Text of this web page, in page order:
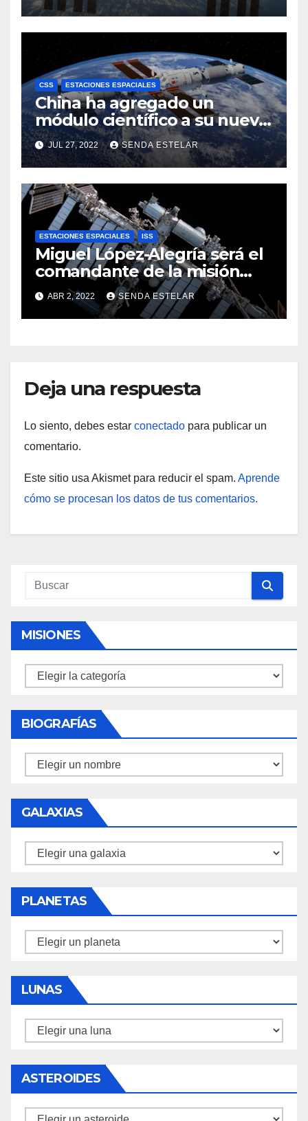
CSS ESTACIONES ESPACIALES
China ha agregado un
módulo científico a su nueva
estación espacial
JUL 27, 2022 SENDA ESTELAR
ESTACIONES ESPACIALES ISS
Miguel López-Alegría será el
comandante de la misión
Axiom (Ax-1)
ABR 2, 2022 SENDA ESTELAR
Deja una respuesta
Lo siento, debes estar conectado para publicar un
comentario.
Este sitio usa Akismet para reducir el spam. Aprende
cómo se procesan los datos de tus comentarios.
MISIONES
Misiones
BIOGRAFÍAS
Biografías
GALAXIAS
Galaxias
PLANETAS
Planetas
LUNAS
Lunas
ASTEROIDES
Asteroides